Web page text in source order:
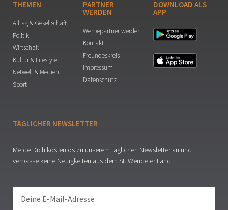
THEMEN
Alltag & Gesellschaft
Politik
Wirtschaft
Kultur & Lifestyle
Netwelt & Medien
Sport
PARTNER
WERDEN
Werbepartner werden
Kontakt
Freundeskreis
Impressum
Datenschutz
DOWNLOAD ALS
APP
TÄGLICHER NEWSLETTER
Melde Dich kostenlos zu unserem täglichen Newsletter an und
verpasse keine Neuigkeiten aus dem St. Wendeler Land.